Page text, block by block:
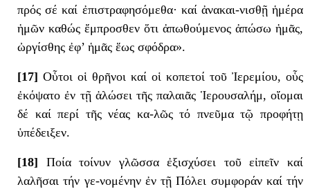
πρός σέ καί ἐπιστραφησόμεθα· καί ἀνακαι-νισθῇ ἡμέρα
ἡμῶν καθώς ἔμπροσθεν ὅτι ἀπωθούμενος ἀπώσω ἡμᾶς,
ὠργίσθης ἐφ’ ἡμᾶς ἕως σφόδρα».
[17] Οὗτοι οἱ θρῆνοι καί οἱ κοπετοί τοῦ Ἰερεμίου, οὗς
ἐκόψατο ἐν τῇ ἁλώσει τῆς παλαιᾶς Ἱερουσαλήμ, οἴομαι
δέ καί περί τῆς νέας κα-λῶς τό πνεῦμα τῷ προφήτῃ
ὑπέδειξεν.
[18] Ποία τοίνυν γλῶσσα ἐξισχύσει τοῦ εἰπεῖν καί
λαλῆσαι τήν γε-νομένην ἐν τῇ Πόλει συμφοράν καί τήν